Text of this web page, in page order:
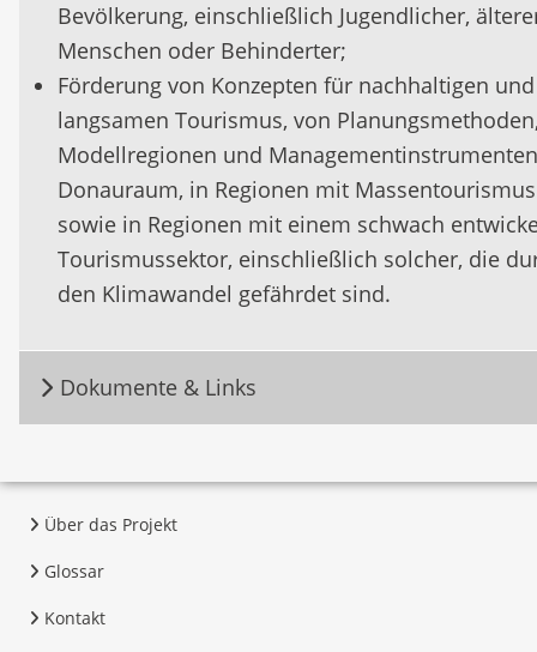
Bevölkerung, einschließlich Jugendlicher,
Menschen oder Behinderter;
Förderung von Konzepten für nachhaltigen und
langsamen Tourismus, von
Modellregionen und
Donauraum, in Regionen mit Massentourismus
sowie in Regionen mit einem schwach
Tourismussektor, einschließlich solcher, die
den Klimawandel gefährdet sind.
Dokumente & Links
Über das Projekt
Glossar
Kontakt